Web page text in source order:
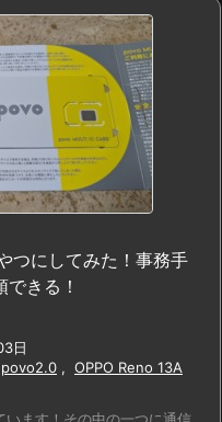
つにしてみた！事務手
きる！
日
povo2.0 , OPPO Reno 13A